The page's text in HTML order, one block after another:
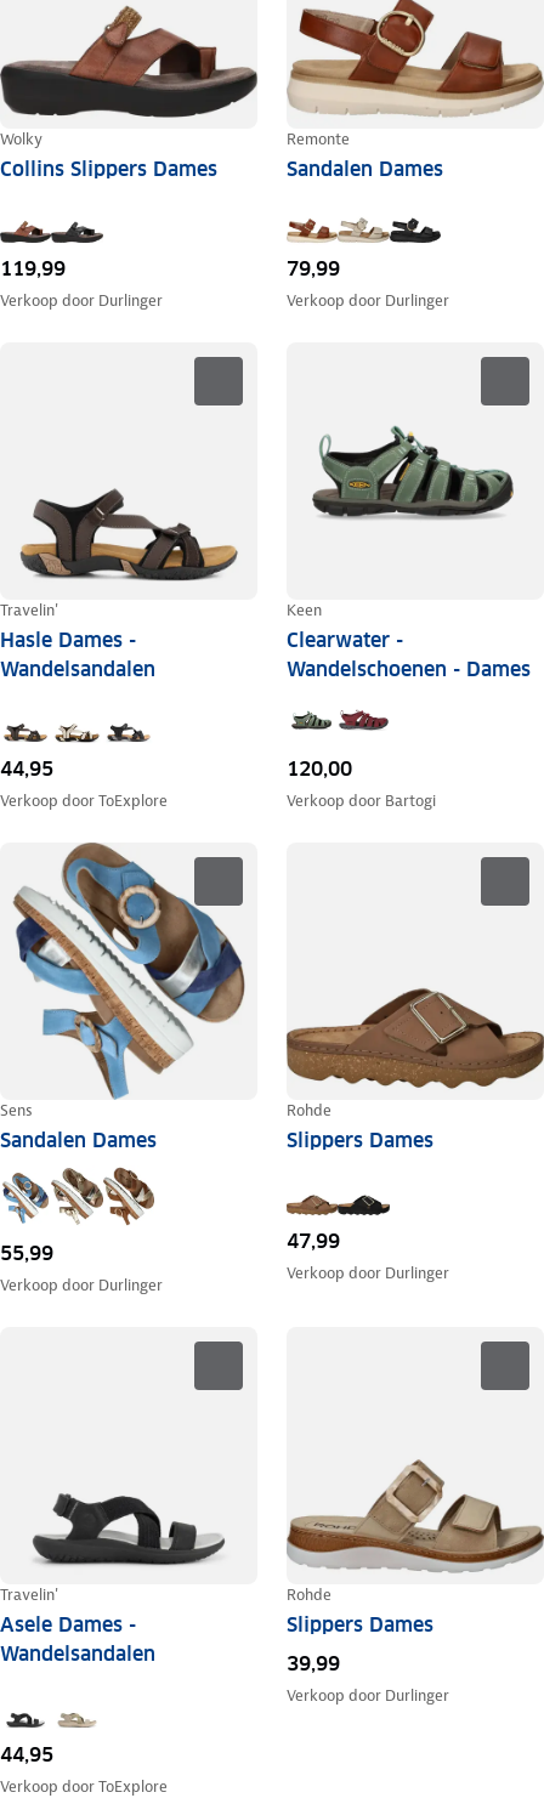
Wolky
Collins Slippers Dames
119,99
Verkoop door Durlinger
Remonte
Sandalen Dames
79,99
Verkoop door Durlinger
Travelin'
Hasle Dames -
Wandelsandalen
44,95
Verkoop doorToExplore
Keen
Clearwater -
Wandelschoenen - Dames
120,00
Verkoop door Bartogi
Sens
Sandalen Dames
55,99
Verkoop door Durlinger
Rohde
Slippers Dames
47,99
Verkoop door Durlinger
Travelin'
Asele Dames -
Wandelsandalen
44,95
Verkoop doorToExplore
Rohde
Slippers Dames
39,99
Verkoop door Durlinger